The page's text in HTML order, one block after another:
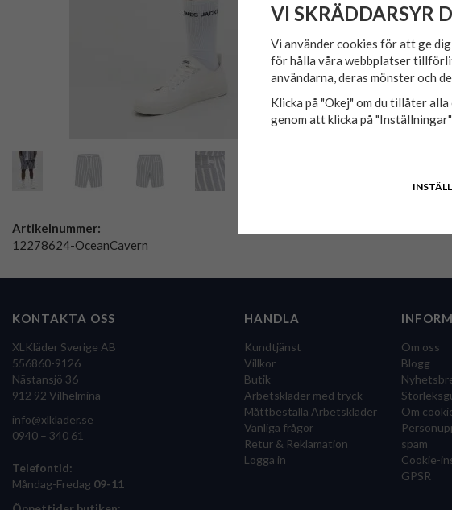
Artikelnummer:
12278624-OceanCavern
KONTAKTA OSS
XLKläder Sverige AB
556860-9126
Nästansjö 36
912 92 Vilhelmina
info@xlklader.se
0940 – 340 61
Telefontid:
Måndag-Fredag 09-11
HANDLA
Kundtjänst
Villkor
Butik
Arbetskläder med tryck
Måttbeställa Arbetskläder
Vanliga frågor
Retur & Reklamation
Logga in
Om oss
Blogg
Om
spam
Cookie-
GPSR
VI SKRÄDDARSYR
Vi använder cookies för att ge
för hålla våra webbplatser
användarna, deras mönster och
Klicka på "Okej" om du tillåter
genom att klicka på "Inställningar"